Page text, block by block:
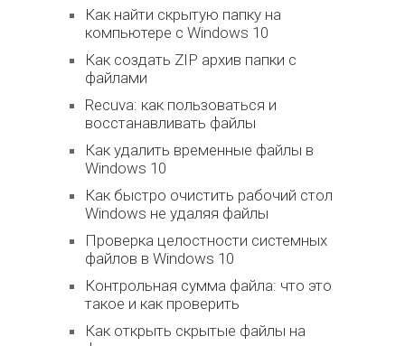
Как найти скрытую папку на
компьютере с Windows 10
Как создать ZIP архив папки с
файлами
Recuva: как пользоваться и
восстанавливать файлы
Как удалить временные файлы в
Windows 10
Как быстро очистить рабочий стол
Windows не удаляя файлы
Проверка целостности системных
файлов в Windows 10
Контрольная сумма файла: что это
такое и как проверить
Как открыть скрытые файлы на